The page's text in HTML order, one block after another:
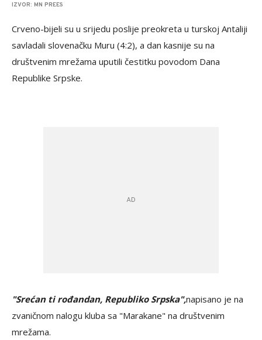
IZVOR: MN PREES
Crveno-bijeli su u srijedu poslije preokreta u turskoj Antaliji
savladali slovenačku Muru (4:2), a dan kasnije su na
društvenim mrežama uputili čestitku povodom Dana
Republike Srpske.
"Srećan ti rođandan, Republiko Srpska",napisano je na
zvaničnom nalogu kluba sa "Marakane" na društvenim
mrežama.